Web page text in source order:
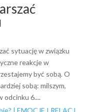
sytuację w związku
reakcje w
być sobą. O
sobą: milszym,
odcinku 6....